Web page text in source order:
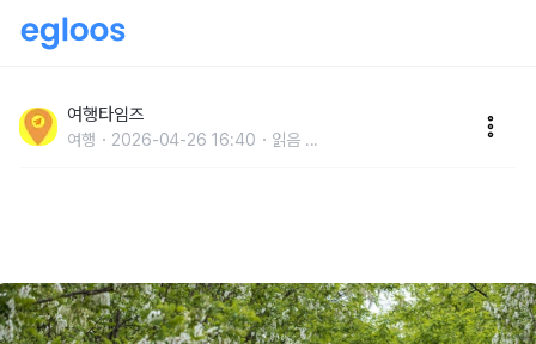
년 역사 봄 여행지
여행타임즈
여행 2026-04-26 16:40 읽음 ...